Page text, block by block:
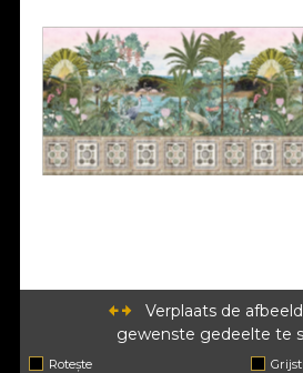
Verplaats de
gewenste gedeelte te
Rotește